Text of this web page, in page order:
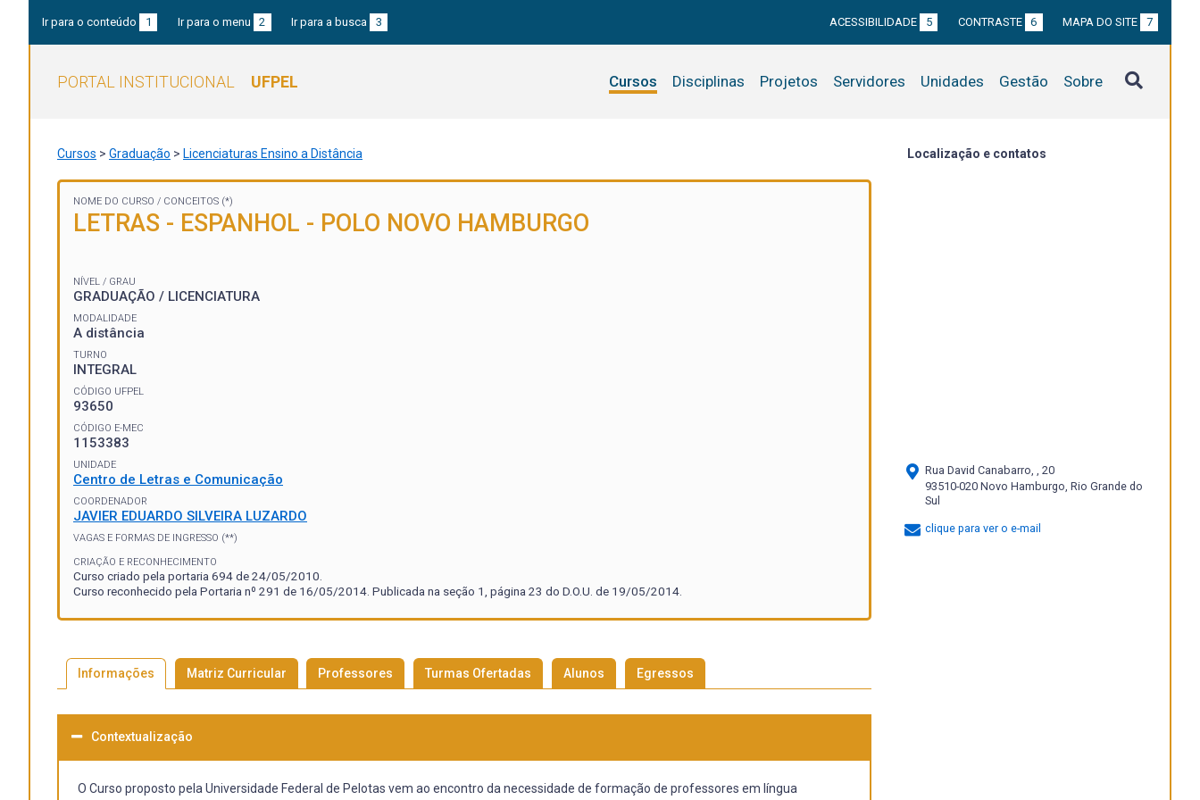
Ir para o conteúdo 1 Ir para o menu 2 Ir para a busca 3 ACESSIBILIDADE 5 CONTRASTE 6 MAPA DO SITE 7
PORTAL INSTITUCIONAL UFPEL Cursos Disciplinas Projetos Servidores Unidades Gestão Sobre
Cursos > Graduação > Licenciaturas Ensino a Distância
NOME DO CURSO / CONCEITOS (*)
LETRAS - ESPANHOL - POLO NOVO HAMBURGO
NÍVEL / GRAU
GRADUAÇÃO / LICENCIATURA
MODALIDADE
A distância
TURNO
INTEGRAL
CÓDIGO UFPEL
93650
CÓDIGO E-MEC
1153383
UNIDADE
Centro de Letras e Comunicação
COORDENADOR
JAVIER EDUARDO SILVEIRA LUZARDO
VAGAS E FORMAS DE INGRESSO (**)
CRIAÇÃO E RECONHECIMENTO
Curso criado pela portaria 694 de 24/05/2010.
Curso reconhecido pela Portaria nº 291 de 16/05/2014. Publicada na seção 1, página 23 do D.O.U. de 19/05/2014.
Informações Matriz Curricular Professores Turmas Ofertadas Alunos Egressos
Contextualização
O Curso proposto pela Universidade Federal de Pelotas vem ao encontro da necessidade de formação de professores em língua
Localização e contatos
Rua David Canabarro, , 20
93510-020 Novo Hamburgo, Rio Grande do
Sul
clique para ver o e-mail